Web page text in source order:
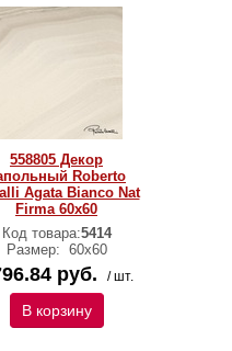
558805 Декор
Roberto
Agata Bianco Nat
Firma 60x60
Код товара:5414
Размер: 60х60
руб. / шт.
В корзину